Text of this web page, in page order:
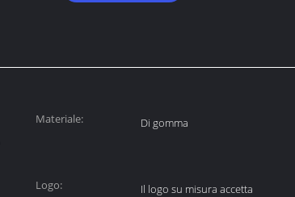
Materiale: Di gomma
Logo:
Il logo su misura accetta